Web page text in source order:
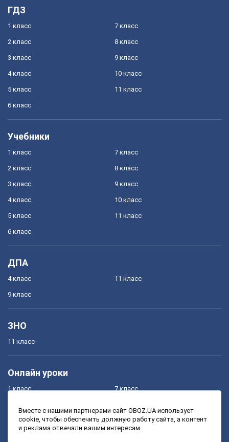
ГДЗ
1 класс
2 класс
3 класс
4 класс
5 класс
6 класс
7 класс
8 класс
9 класс
10 класс
11 класс
Учебники
1 класс
2 класс
3 класс
4 класс
5 класс
6 класс
7 класс
8 класс
9 класс
10 класс
11 класс
ДПА
4 класс
9 класс
11 класс
ЗНО
11 класс
Онлайн уроки
1 класс
3 класс
7 класс
9 класс
Вместе с нашими партнерами сайт OBOZ.UA использует
cookie, чтобы обеспечить должную работу сайта, а контент
и реклама отвечали вашим интересам.